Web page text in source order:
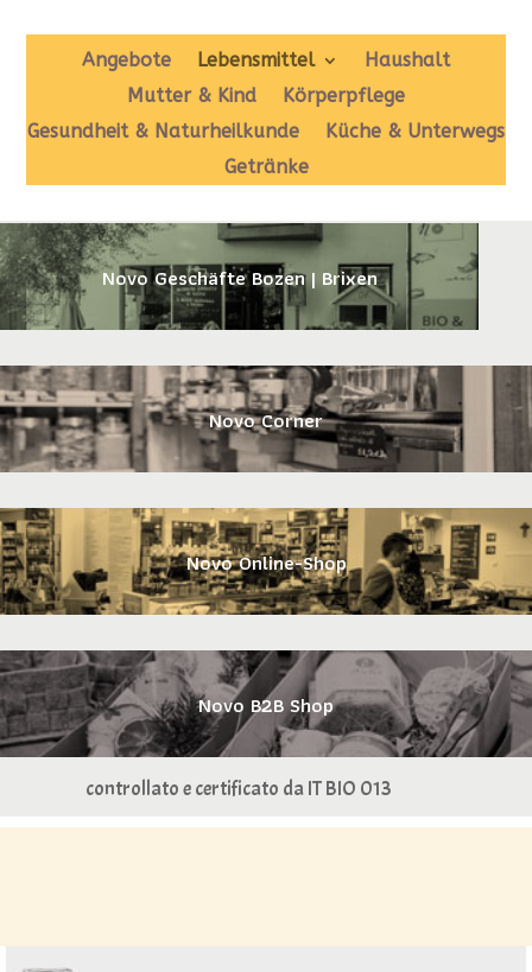
Angebote Lebensmittel
Haushalt
Mutter & Kind
Körperpflege
Gesundheit & Naturheilkunde
Küche & Unterwegs
Getränke
Novo Geschäfte Bozen | Brixen
Novo Corner
Novo Online-Shop
Novo B2B Shop
controllato e certificato da IT BIO 013